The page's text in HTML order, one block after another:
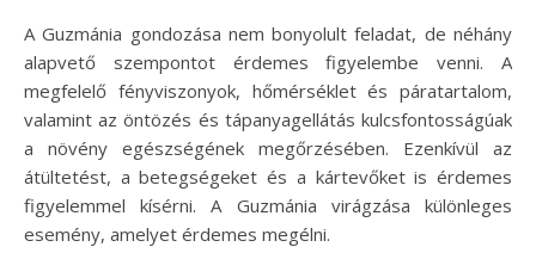
A Guzmánia gondozása nem bonyolult feladat, de néhány
alapvető szempontot érdemes figyelembe venni. A
megfelelő fényviszonyok, hőmérséklet és páratartalom,
valamint az öntözés és tápanyagellátás kulcsfontosságúak
a növény egészségének megőrzésében. Ezenkívül az
átültetést, a betegségeket és a kártevőket is érdemes
figyelemmel kísérni. A Guzmánia virágzása különleges
esemény, amelyet érdemes megélni.